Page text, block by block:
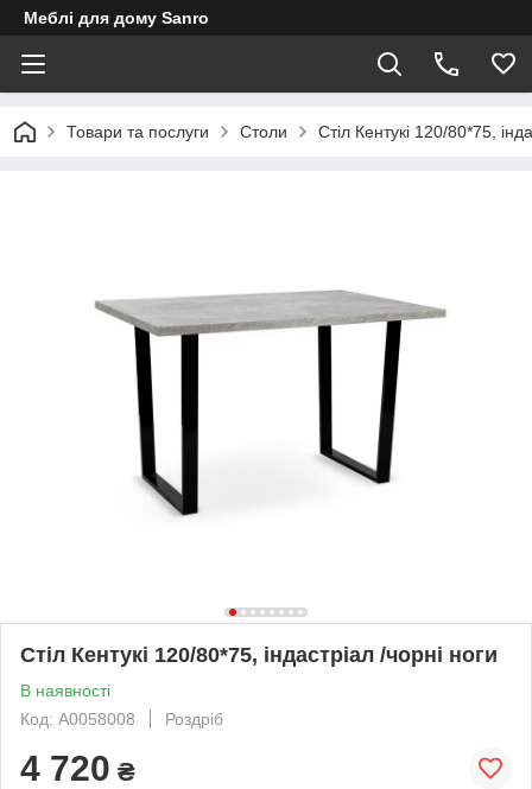
Меблі для дому Sanro
Товари та послуги Столи Стіл Кентукі 120/80*75,
Стіл Кентукі 120/80*75, індастріал /чорні ноги
В наявності
Код: А0058008
Роздріб
4 720 ₴